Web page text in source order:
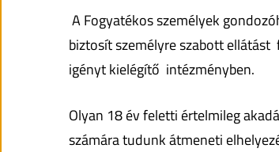
A Fogyatékos személyek
biztosít személyre szabott
igényt kielégítő intézményben.
Olyan 18 év feletti értelmileg
számára tudunk átmeneti